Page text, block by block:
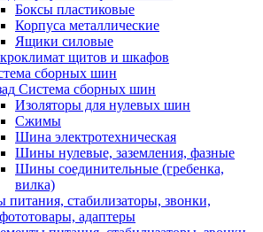
Боксы пластиковые
Корпуса металлические
Ящики силовые
щитов и шкафов
сборных шин
Система сборных шин
Изоляторы для нулевых шин
Сжимы
Шина электротехническая
Шины нулевые, заземления, фазные
Шины соединительные (гребенка,
вилка)
питания, стабилизаторы, звонки,
адаптеры